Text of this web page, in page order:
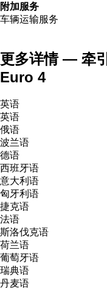
附加服务
车辆运输服务
更多详情 — 牵
Euro 4
英语
英语
俄语
波兰语
德语
西班牙语
意大利语
匈牙利语
捷克语
法语
斯洛伐克语
荷兰语
葡萄牙语
瑞典语
丹麦语